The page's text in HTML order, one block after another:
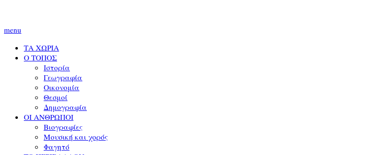
menu
ΤΑ ΧΩΡΙΑ
Ο ΤΟΠΟΣ
Ιστορία
Γεωγραφία
Οικονομία
Θεσμοί
Δημογραφία
ΟΙ ΑΝΘΡΩΠΟΙ
Βιογραφίες
Μουσική και χορός
Φαγητό